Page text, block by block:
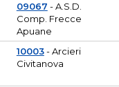
09067 - A.S.D.
Comp. Frecce
Apuane
10003- Arcieri
Civitanova